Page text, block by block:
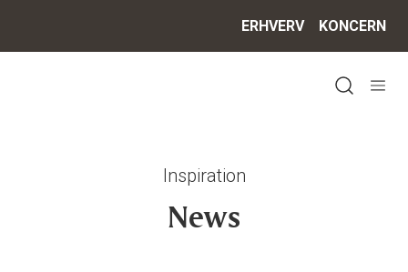
ERHVERV KONCERN
Inspiration
News